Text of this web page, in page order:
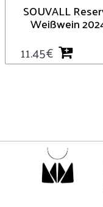
SOUVALL
Weißwein
11.45€